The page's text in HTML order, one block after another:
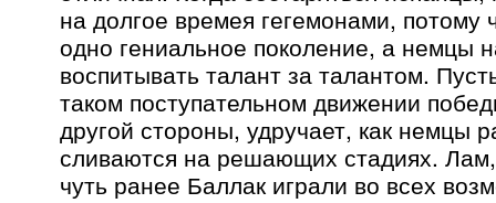
на долгое времея гегемонами, потому
одно гениальное поколение, а немцы
воспитывать талант за талантом.
таком поступательном движении
другой стороны, удручает, как немцы
сливаются на решающих стадиях.
чуть ранее Баллак играли во всех